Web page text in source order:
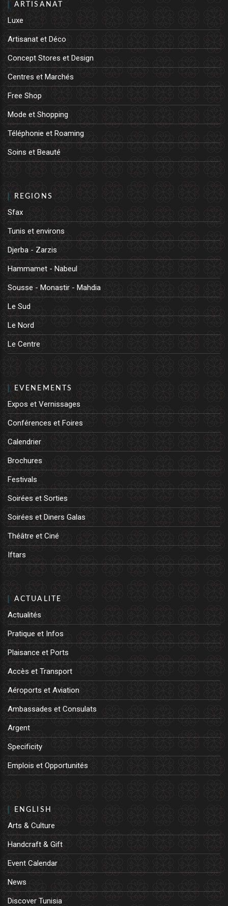
ARTISANAT
Luxe
Artisanat et Déco
Concept Stores et Design
Centres et Marchés
Free Shop
Mode et Shopping
Téléphonie et Roaming
Soins et Beauté
REGIONS
Sfax
Tunis et environs
Djerba - Zarzis
Hammamet - Nabeul
Sousse - Monastir - Mahdia
Le Sud
Le Nord
Le Centre
EVENEMENTS
Expos et Vernissages
Conférences et Foires
Calendrier
Brochures
Festivals
Soirées et Sorties
Soirées et Diners Galas
Théâtre et Ciné
Iftars
ACTUALITE
Actualités
Pratique et Infos
Plaisance et Ports
Accès et Transport
Aéroports et Aviation
Ambassades et Consulats
Argent
Specificity
Emplois et Opportunités
ENGLISH
Arts & Culture
Handcraft & Gift
Event Calendar
News
Discover Tunisia